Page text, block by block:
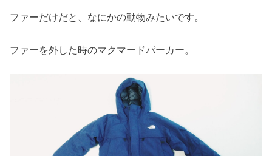
ファーだけだと、なにかの動物みたいです。
ファーを外した時のマクマードパーカー。